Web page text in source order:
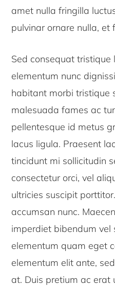
amet nulla fringilla
pulvinar ornare nulla, et
Sed consequat tristique
elementum nunc
habitant morbi tristique
malesuada fames ac
pellentesque id metus
lacus ligula. Praesent
tincidunt mi sollicitudin
consectetur orci, vel
ultricies suscipit
accumsan nunc.
imperdiet bibendum vel
elementum quam eget
elementum elit ante,
at. Duis pretium ac erat